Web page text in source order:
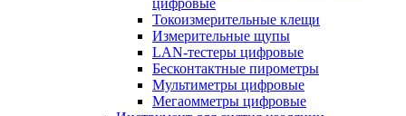
цифровые
Токоизмерительные клещи
Измерительные щупы
LAN-тестеры цифровые
Бесконтактные пирометры
Мультиметры цифровые
Мегаомметры цифровые